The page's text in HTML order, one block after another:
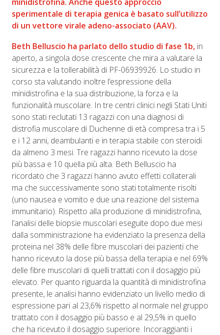
sperimentale di terapia genica è basato sull’utilizzo
di un vettore virale adeno-associato (AAV).
Beth Belluscio ha parlato dello studio di fase 1b, in
aperto, a singola dose crescente che mira a valutare la
sicurezza e la tollerabilità di PF-06939926. Lo studio in
corso sta valutando inoltre l’espressione della
minidistrofina e la sua distribuzione, la forza e la
funzionalità muscolare. In tre centri clinici negli Stati Uniti
sono stati reclutati 13 ragazzi con una diagnosi di
distrofia muscolare di Duchenne di età compresa tra i 5
e i 12 anni, deambulanti e in terapia stabile con steroidi
da almeno 3 mesi. Tre ragazzi hanno ricevuto la dose
più bassa e 10 quella più alta. Beth Belluscio ha
ricordato che 3 ragazzi hanno avuto effetti collaterali
ma che successivamente sono stati totalmente risolti
(uno nausea e vomito e due una reazione del sistema
immunitario). Rispetto alla produzione di minidistrofina,
l’analisi delle biopsie muscolari eseguite dopo due mesi
dalla somministrazione ha evidenziato la presenza della
proteina nel 38% delle fibre muscolari dei pazienti che
hanno ricevuto la dose più bassa della terapia e nel 69%
delle fibre muscolari di quelli trattati con il dosaggio più
elevato. Per quanto riguarda la quantità di minidistrofina
presente, le analisi hanno evidenziato un livello medio di
espressione pari al 23,6% rispetto al normale nel gruppo
trattato con il dosaggio più basso e al 29,5% in quello
che ha ricevuto il dosaggio superiore. Incoraggianti i